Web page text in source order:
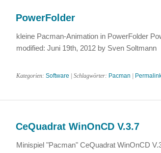
PowerFolder
kleine Pacman-Animation in PowerFolder
modified: Juni 19th, 2012 by Sven Soltmann
Kategorien: Software | Schlagwörter: Pacman
CeQuadrat WinOnCD V.3.7
Minispiel "Pacman" CeQuadrat WinOnCD